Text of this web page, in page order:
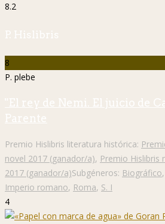
8.2
P. Hislibris
8
P. plebe
"El rey de Nemi. El juicio de
Parente
Premio Hislibris literatura histórica:
novel 2017 (ganador/a), Premio Hislibris
2017 (ganador/a)Subgéneros: Biográfico,
Imperio romano, Roma, S. I
4